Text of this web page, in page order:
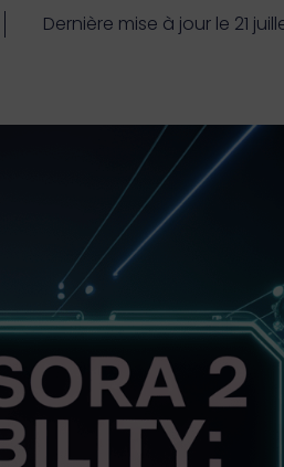
Dernière mise à jour le 21